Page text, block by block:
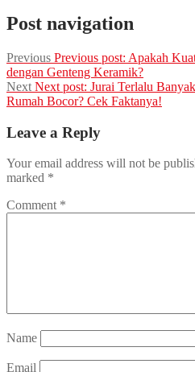
Post navigation
Previous Previous post: Apakah
dengan Genteng Keramik?
Next Next post: Jurai Terlalu
Rumah Bocor? Cek Faktanya!
Leave a Reply
Your email address will not be
marked *
Comment *
Name
Email